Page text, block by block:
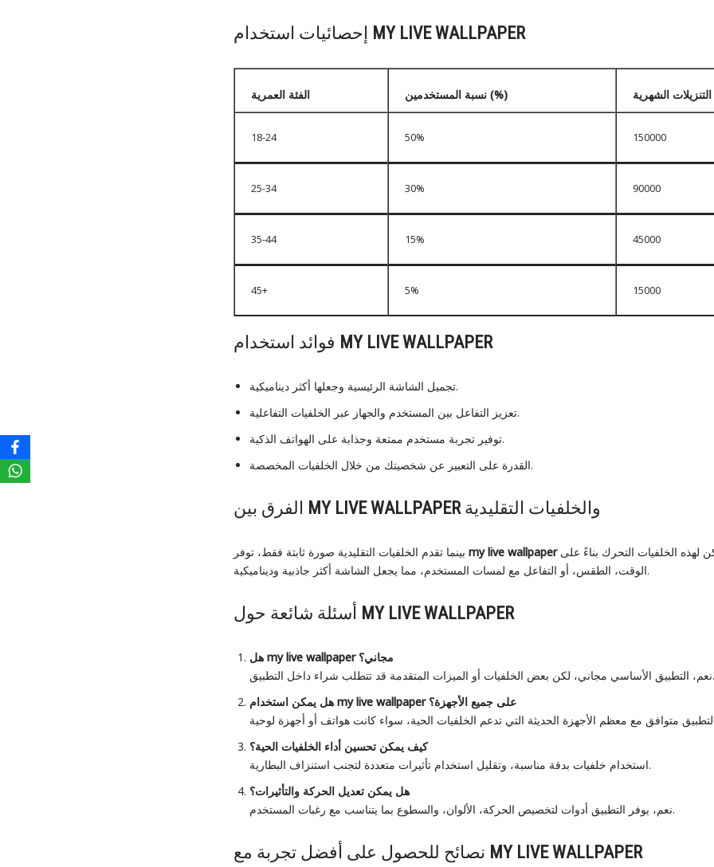
MY LIVE WALLPAPER
الفئة العمرية نسبة المستخدمين (%) الشهرية
18-24 50% 150000
25-34 30% 90000
35-44 15% 45000
45+ 5% 15000
MY LIVE WALLPAPER
تجميل الشاشة الرئيسية وجعلها أكثر ديناميكية.
تعزيز التفاعل بين المستخدم والجهاز عبر الخلفيات التفاعلية.
توفير تجربة مستخدم ممتعة وجذابة على الهواتف الذكية.
القدرة على التعبير عن شخصيتك من خلال الخلفيات المخصصة.
MY LIVE WALLPAPER والخلفيات التقليدية
my live wallpaperتجربة تفاعلية وحيوية. يمكن لهذه الخلفيات التحرك بناءً على
الوقت، الطقس، أو التفاعل مع لمسات المستخدم، مما يجعل الشاشة أكثر جاذبية وديناميكية.
MY LIVE WALLPAPER
هل my live wallpaper مجاني؟
نعم، التطبيق الأساسي مجاني، لكن بعض الخلفيات أو الميزات المتقدمة قد تتطلب شراء داخل التطبيق.
هل يمكن استخدام my live wallpaper على جميع الأجهزة؟
كيف يمكن تحسين أداء الخلفيات الحية؟
استخدام خلفيات بدقة مناسبة، وتقليل استخدام تأثيرات متعددة لتجنب استنزاف البطارية.
هل يمكن تعديل الحركة والتأثيرات؟
نعم، يوفر التطبيق أدوات لتخصيص الحركة، الألوان، والسطوع بما يتناسب مع رغبات المستخدم.
MY LIVE WALLPAPER